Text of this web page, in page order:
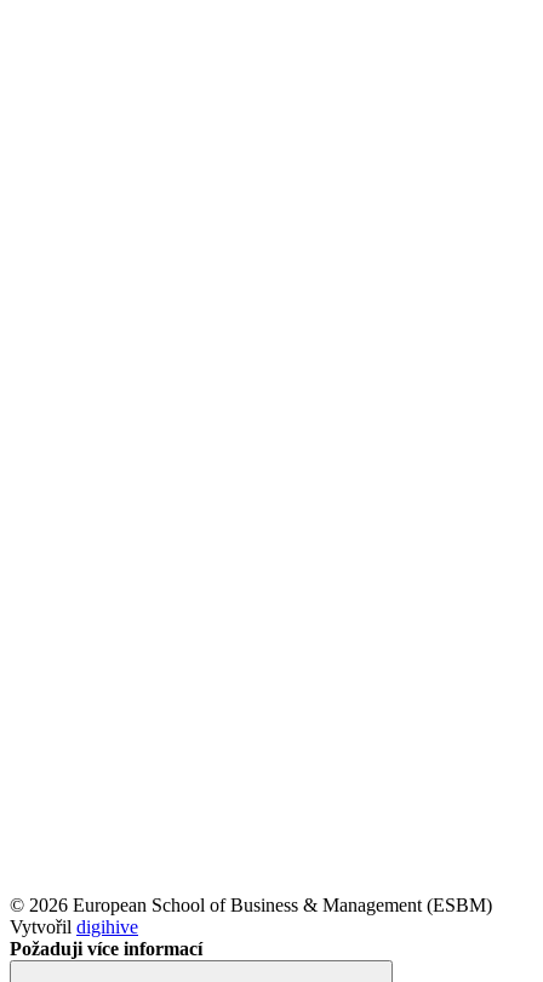
© 2026 European School of Business & Management (ESBM)
Vytvořil digihive
Požaduji více informací